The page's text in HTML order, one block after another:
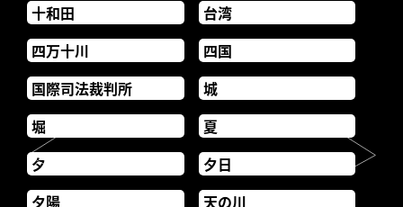
十和田
台湾
四万十川
四国
国際司法裁判所
城
堀
夏
夕
夕日
夕陽
天の川